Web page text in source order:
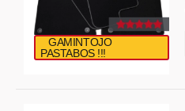
GAMINTOJO
PASTABOS !!!